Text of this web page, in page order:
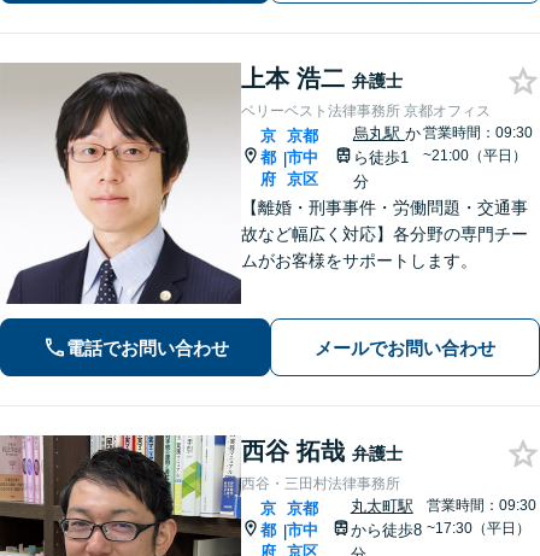
上本 浩二 弁護士
ベリーベスト法律事務所 京都オフィス
京
都
府
|
京都
市中
京区
烏丸駅 か
ら徒歩1
分
営業時間：09:30
~21:00（平日）
【離婚・刑事事件・労働問題・交通事
故など幅広く対応】各分野の専門チー
ムがお客様をサポートします。
電話でお問い合わせ メールでお問い合わせ
西谷 拓哉 弁護士
西谷・三田村法律事務所
京
都
府
|
京都
市中
京区
丸太町駅
から徒歩8
営業時間：09:30
~17:30（平日）